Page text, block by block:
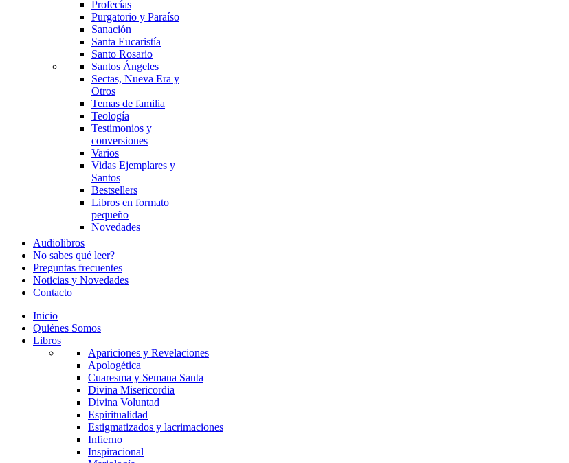
Profecías
Purgatorio y Paraíso
Sanación
Santa Eucaristía
Santo Rosario
Santos Ángeles
Sectas, Nueva Era y
Otros
Temas de familia
Teología
Testimonios y
conversiones
Varios
Vidas Ejemplares y
Santos
Bestsellers
Libros en formato
pequeño
Novedades
Audiolibros
No sabes qué leer?
Preguntas frecuentes
Noticias y Novedades
Contacto
Inicio
Quiénes Somos
Libros
Apariciones y Revelaciones
Apologética
Cuaresma y Semana Santa
Divina Misericordia
Divina Voluntad
Espiritualidad
Estigmatizados y lacrimaciones
Infierno
Inspiracional